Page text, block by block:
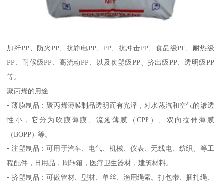
加纤PP 、防火 PP 、抗静电PP PP 、抗冲击PP 、食品级PP 、耐热级
PP 、耐候级PP 、高流动PP 、以及吹塑级PP 、挤出级PP 、透明级PP
等。
聚丙烯的用途
•薄膜制品：聚丙烯薄膜制品透明而有光泽，对水蒸汽和空气的渗透
性小，它分为吹膜薄膜、流延薄膜（CPP ）、双向拉伸薄膜
（BOPP ）等。
•注塑制品：可用于汽车、电气、机械、仪表、无线电、纺织、等工
程配件，日用品，周转箱，医疗卫生器材，建筑材料。
•挤塑制品：可做管材、型材、单丝、渔用绳索。打包带、捆扎绳、